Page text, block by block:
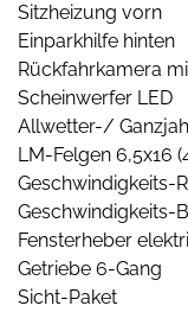
Sitzheizung vorn
Einparkhilfe hinten
Rückfahrkamera
Scheinwerfer LED
Allwetter-/
LM-Felgen 6,5x16
Geschwindigkeits-
Geschwindigkeits-
Fensterheber
Getriebe 6-Gang
Sicht-Paket